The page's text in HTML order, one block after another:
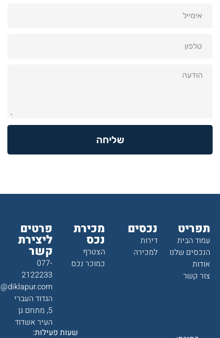
שליחה
תפריט
עמוד הבית
הנכסים שלנו
אודות
צור קשר
נכסים
דירות
למכירה
מכירת
נכס
הצטרף
כמוכר נכס
פרטים
ליצירת
קשר
077-
2122233
הגדוד העברי
5, מתחם גן
העיר אשדוד
שעות פעילות: